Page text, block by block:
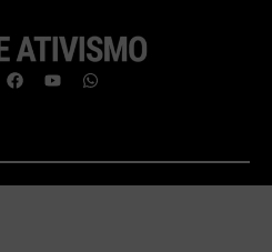
ferramentas